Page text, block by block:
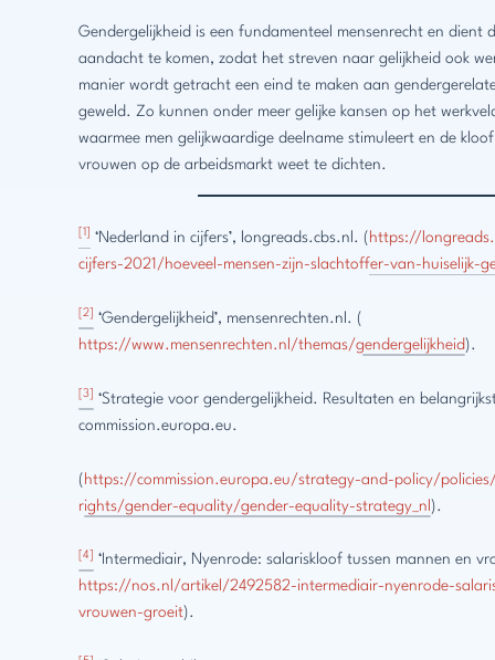
Gendergelijkheid is een fundamenteel mensenrecht en dient
aandacht te komen, zodat het streven naar gelijkheid ook
manier wordt getracht een eind te maken aan
geweld. Zo kunnen onder meer gelijke kansen op het
waarmee men gelijkwaardige deelname stimuleert en de
vrouwen op de arbeidsmarkt weet te dichten.
[1] ‘Nederland in cijfers’, longreads.cbs.nl. ( https://
cijfers-2021/hoeveel-mensen-zijn-slachtoffer-van-huiselijk-
[2]
‘Gendergelijkheid’, mensenrechten.nl. (
https://www.mensenrechten.nl/themas/gendergelijkheid).
[3]
‘Strategie voor gendergelijkheid. Resultaten en
commission.europa.eu.
( https://commission.europa.eu/strategy-and-policy/
rights/gender-equality/gender-equality-strategy_nl ).
[4]
‘Intermediair, Nyenrode: salariskloof tussen mannen en
https://nos.nl/artikel/2492582-intermediair-nyenrode-
vrouwen-groeit).